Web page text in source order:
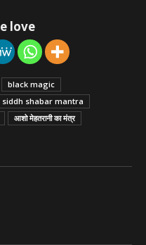
love
black magic
siddh shabar mantra
आशो मेहतरानी का मंत्र